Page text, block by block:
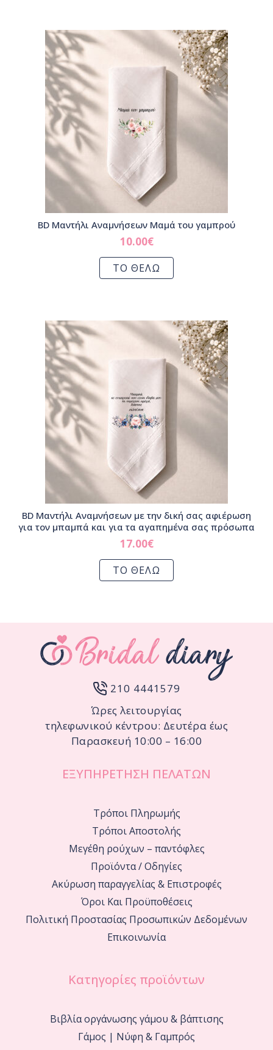
BD Μαντήλι Αναμνήσεων Μαμά του γαμπρού
10.00€
ΤΟ ΘΕΛΩ
BD Μαντήλι Αναμνήσεων με την δική σας αφιέρωση
για τον μπαμπά και για τα αγαπημένα σας πρόσωπα
17.00€
ΤΟ ΘΕΛΩ
210 4441579
Ώρες λειτουργίας
τηλεφωνικού κέντρου: Δευτέρα έως
Παρασκευή 10:00 – 16:00
ΕΞΥΠΗΡΕΤΗΣΗ ΠΕΛΑΤΩΝ
Τρόποι Πληρωμής
Τρόποι Αποστολής
Μεγέθη ρούχων – παντόφλες
Προϊόντα / Οδηγίες
Ακύρωση παραγγελίας & Επιστροφές
Όροι Και Προϋποθέσεις
Πολιτική Προστασίας Προσωπικών Δεδομένων
Επικοινωνία
Κατηγορίες προϊόντων
Βιβλία οργάνωσης γάμου & βάπτισης
Γάμος | Νύφη & Γαμπρός